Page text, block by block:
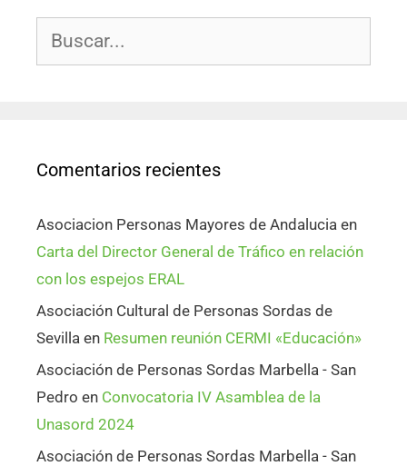
Comentarios recientes
Asociacion Personas Mayores de Andalucia en
Carta del Director General de Tráfico en relación
con los espejos ERAL
Asociación Cultural de Personas Sordas de
Sevilla en Resumen reunión CERMI «Educación»
Asociación de Personas Sordas Marbella - San
Pedro en Convocatoria IV Asamblea de la
Unasord 2024
Asociación de Personas Sordas Marbella - San